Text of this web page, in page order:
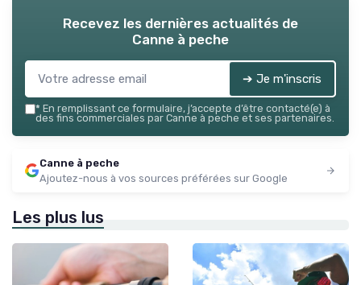
Recevez les dernières actualités de
Canne à peche
➔ Je m'inscris
* En remplissant ce formulaire, j’accepte d’être contacté(e) à
des fins commerciales par Canne à peche et ses partenaires.
Canne à peche
Ajoutez-nous à vos sources préférées sur Google
Les plus lus